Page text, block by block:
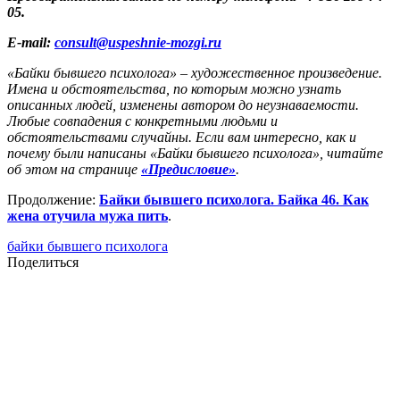
05.
E-mail: consult@uspeshnie-mozgi.ru
«Байки бывшего психолога» – художественное произведение.
Имена и обстоятельства, по которым можно узнать
описанных людей, изменены автором до неузнаваемости.
Любые совпадения с конкретными людьми и
обстоятельствами случайны. Если вам интересно, как и
почему были написаны «Байки бывшего психолога», читайте
об этом на странице «Предисловие».
Продолжение: Байки бывшего психолога. Байка 46. Как
жена отучила мужа пить.
байки бывшего психолога
Поделиться